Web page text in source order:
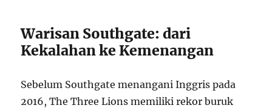
Warisan Southgate: dari
Kekalahan ke Kemenangan
Sebelum Southgate menangani Inggris pada
2016, The Three Lions memiliki rekor buruk